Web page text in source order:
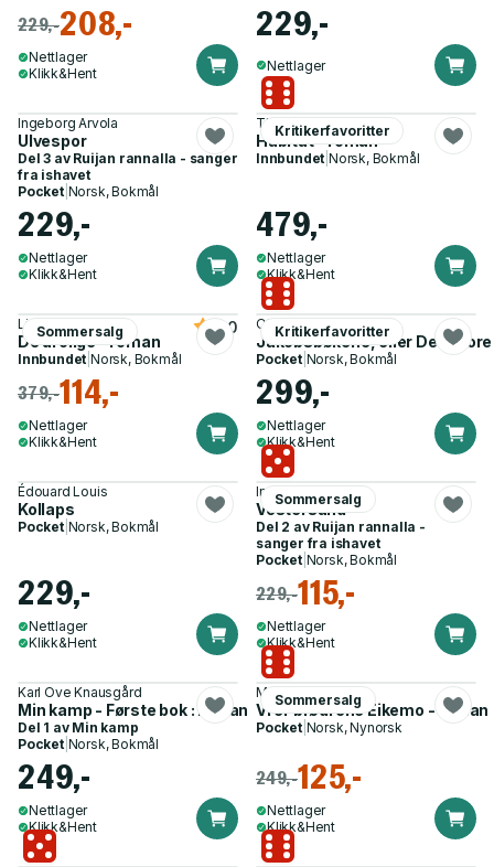
229,-208,-
Nettlager
Klikk&Hent
229,-
Nettlager
Ingeborg Arvola
Ulvespor
Del 3 av Ruijan rannalla - sanger
fra ishavet
Pocket| Norsk, Bokmål
229,-
Nettlager
Klikk&Hent
Kritikerfavoritter
Theis Ørntoft
Habitat - roman
Innbundet |Norsk, Bokmål
479,-
Nettlager
Klikk&Hent
Sommersalg
Linn Ullmann
De urolige - roman
5.0
Innbundet |Norsk, Bokmål
379,-114,-
Nettlager
Klikk&Hent
Kritikerfavoritter
Olga Tokarczuk
Jakobsbøkene, eller Den
Pocket| Norsk, Bokmål
299,-
Nettlager
Klikk&Hent
Édouard Louis
Kollaps
Pocket| Norsk, Bokmål
229,-
Nettlager
Klikk&Hent
Sommersalg
Ingeborg Arvola
Vestersand
Del 2 av Ruijan rannalla -
sanger fra ishavet
Pocket| Norsk, Bokmål
229,-115,-
Nettlager
Klikk&Hent
Karl Ove Knausgård
Min kamp - Første bok : roman
Del 1 av Min kamp
Pocket| Norsk, Bokmål
249,-
Nettlager
Klikk&Hent
Sommersalg
Marit Eikemo
Vi er brødrene Eikemo - roman
Pocket| Norsk, Nynorsk
249,-125,-
Nettlager
Klikk&Hent